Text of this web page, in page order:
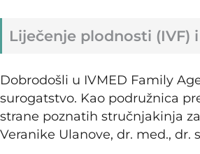
Liječenje plodnosti
Dobrodošli u IVMED Family
surogatstvo. Kao podružnica
strane poznatih stručnjakinja
Veranike Ulanove, dr. med.,